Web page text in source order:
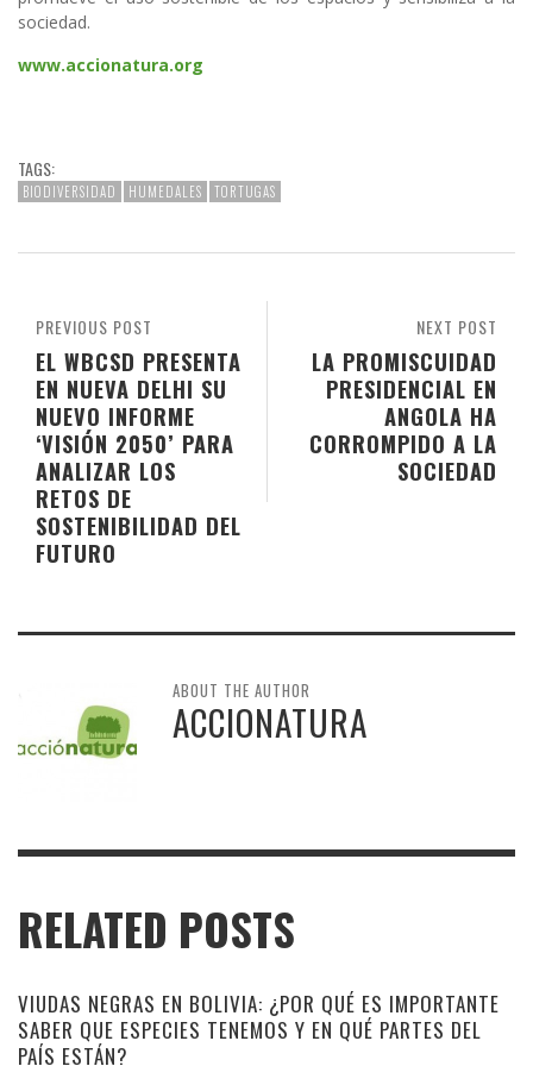
sociedad.
www.accionatura.org
TAGS:
BIODIVERSIDAD HUMEDALES TORTUGAS
NEXT POST
LA PROMISCUIDAD
PRESIDENCIAL EN
ANGOLA HA
CORROMPIDO A LA
SOCIEDAD
PREVIOUS POST
EL WBCSD PRESENTA
EN NUEVA DELHI SU
NUEVO INFORME
‘VISIÓN 2050’ PARA
ANALIZAR LOS
RETOS DE
SOSTENIBILIDAD DEL
FUTURO
ABOUT THE AUTHOR
ACCIONATURA
RELATED POSTS
VIUDAS NEGRAS EN BOLIVIA: ¿POR QUÉ ES IMPORTANTE
SABER QUE ESPECIES TENEMOS Y EN QUÉ PARTES DEL
PAÍS ESTÁN?